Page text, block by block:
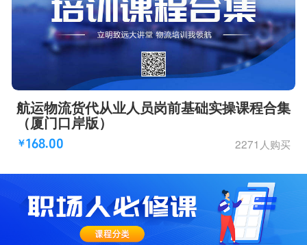
航运物流货代从业人员岗前基础实操课程合集
（厦门口岸版）
￥168.00 2271人购买